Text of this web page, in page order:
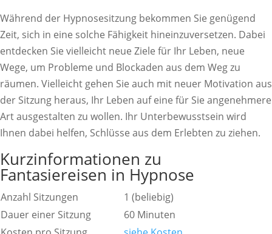
Während der Hypnosesitzung bekommen Sie genügend
Zeit, sich in eine solche Fähigkeit hineinzuversetzen. Dabei
entdecken Sie vielleicht neue Ziele für Ihr Leben, neue
Wege, um Probleme und Blockaden aus dem Weg zu
räumen. Vielleicht gehen Sie auch mit neuer Motivation aus
der Sitzung heraus, Ihr Leben auf eine für Sie angenehmere
Art ausgestalten zu wollen. Ihr Unterbewusstsein wird
Ihnen dabei helfen, Schlüsse aus dem Erlebten zu ziehen.
Kurzinformationen zu
Fantasiereisen in Hypnose
Anzahl Sitzungen
1 (beliebig)
Dauer einer Sitzung
60 Minuten